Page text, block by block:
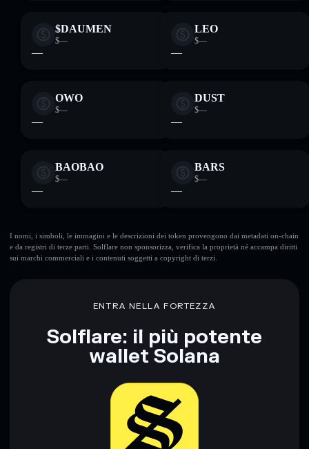
$DAUMEN
$—
—
LEO
$—
—
OWO
$—
—
DUST
$—
—
BAOBAO
$—
—
BARS
$—
—
I nomi, i simboli, le immagini e le descrizioni dei token provengono dai metadati on-chain
e da registri di terze parti. Solflare non sponsorizza, verifica la proprietà né accampa diritti
sui marchi commerciali e i contenuti soggetti a copyright di terzi.
ENTRA NELLA FORTEZZA
Solflare: il più potente
wallet Solana